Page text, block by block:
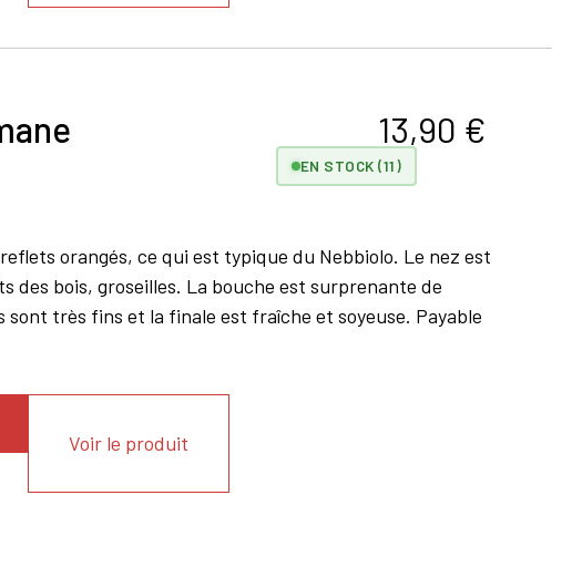
13,90 €
EN STOCK (11)
orangés, ce qui est typique du Nebbiolo. Le nez est
des bois, groseilles. La bouche est surprenante de
sont très fins et la finale est fraîche et soyeuse. Payable
Voir le produit